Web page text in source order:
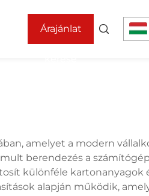
Árajánlat
amelyet a modern
berendezés a
különféle kartonanyagok
alapján működik,